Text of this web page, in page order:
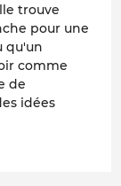
trouve
pour une
qu'un
comme
de
idées